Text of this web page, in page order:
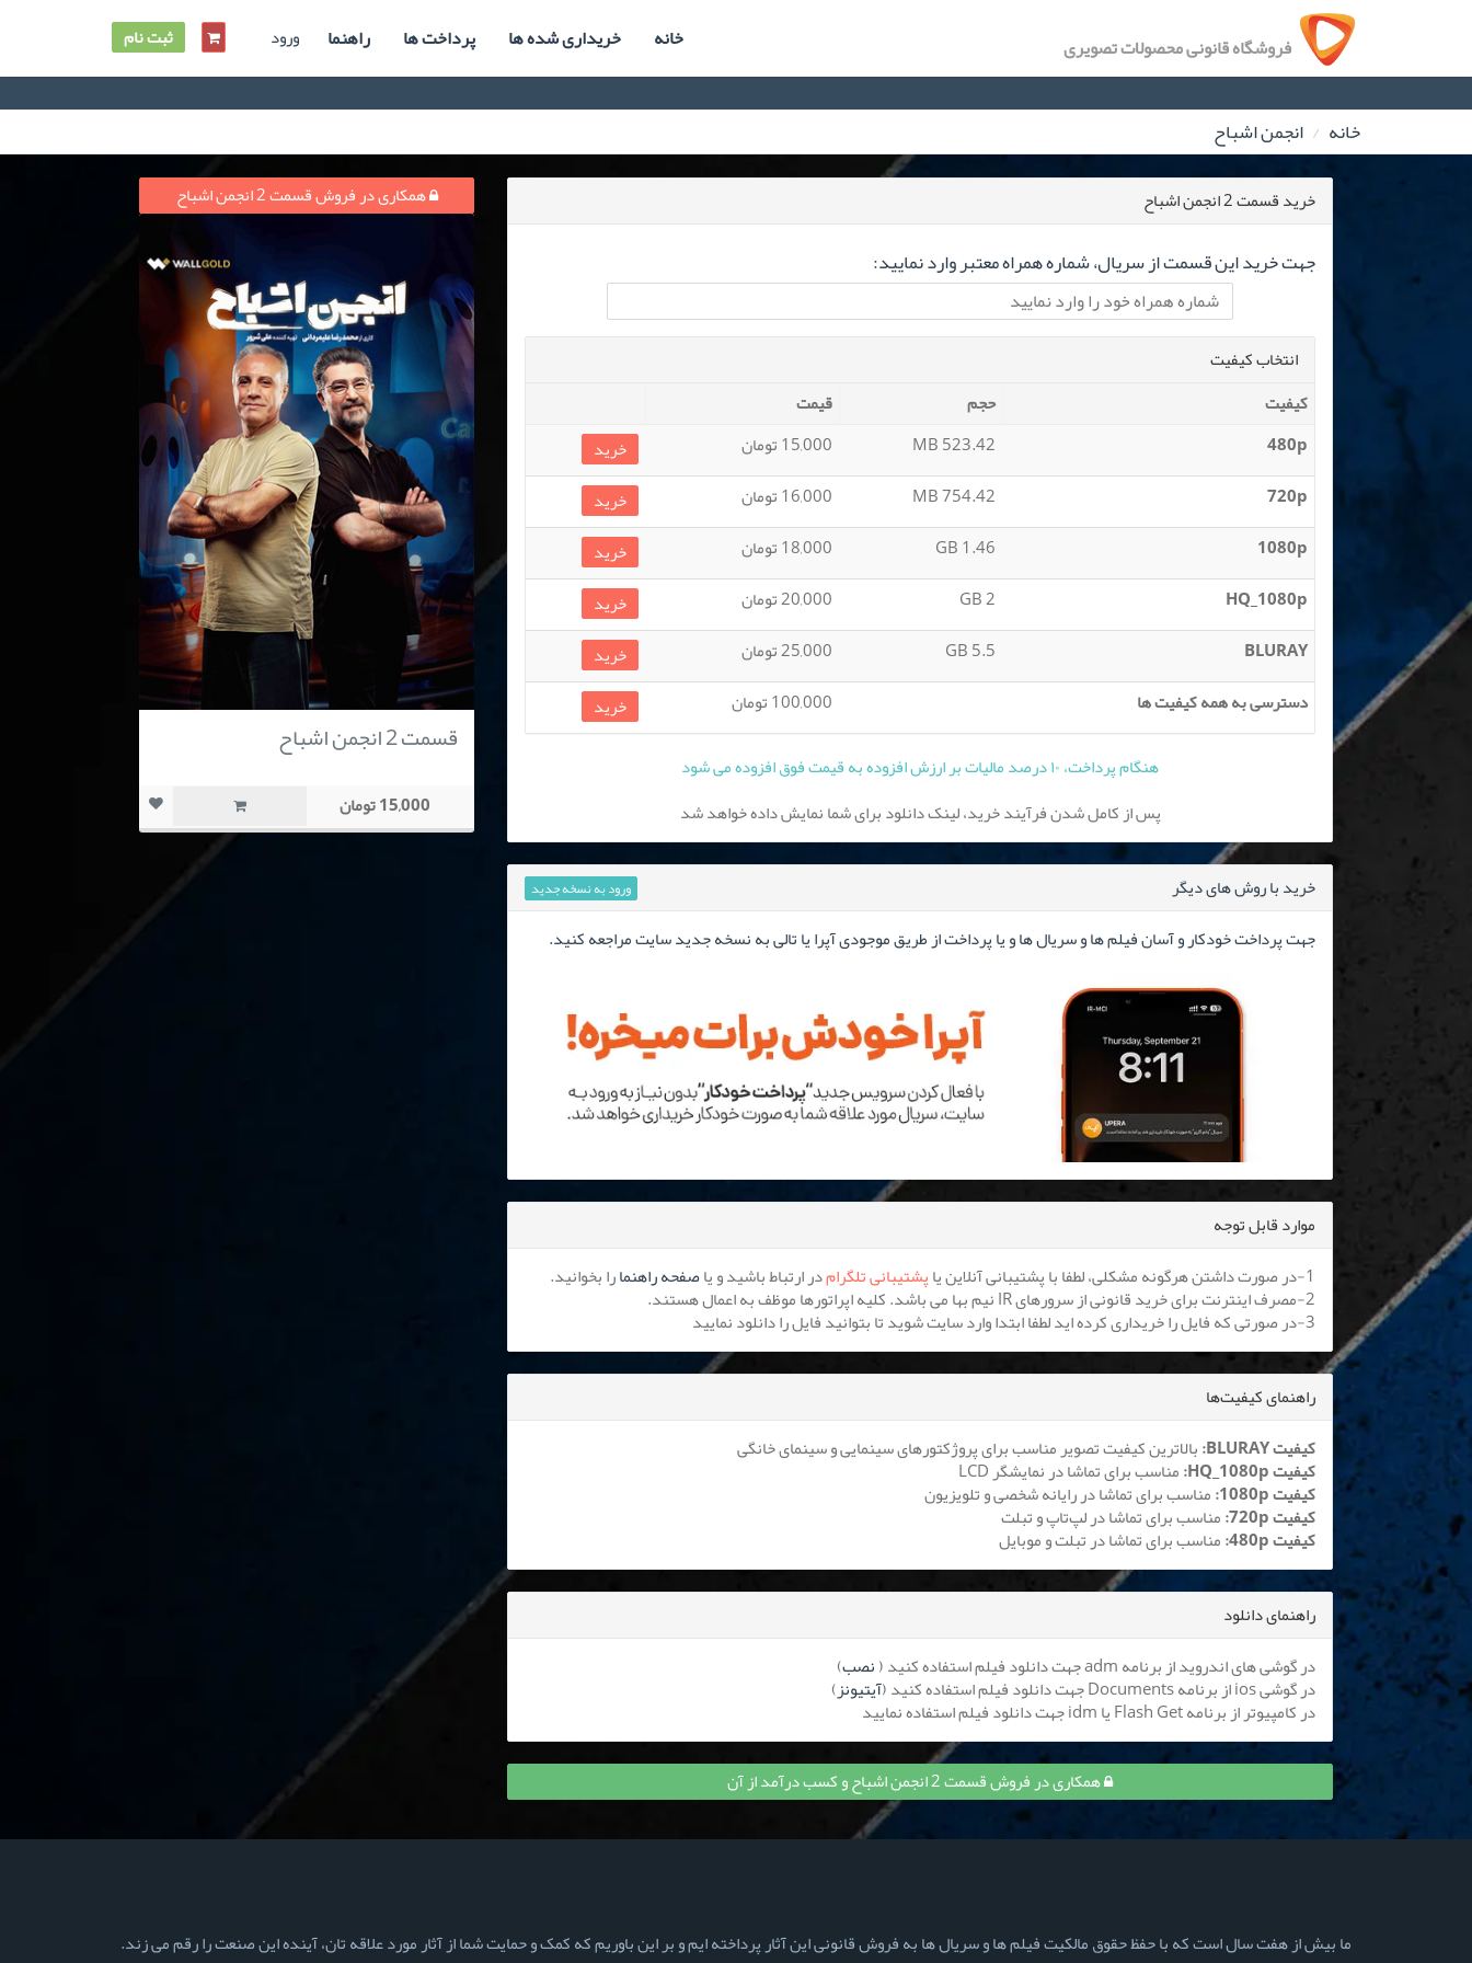
فروشگاه قانونی محصولات تصویری خانه خریداری شده ها پرداخت ها راهنما ورود ثبت نام
خانه انجمن اشباح
خرید قسمت 2 انجمن اشباح
جهت خرید این قسمت از سریال، شماره همراه معتبر وارد نمایید:
انتخاب کیفیت
کیفیت
حجم
قیمت
480p
523.42 MB 15,000 تومان
خرید
720p
754.42 MB 16,000 تومان
خرید
1080p
1.46 GB 18,000 تومان
خرید
HQ_1080p
2 GB 20,000 تومان
خرید
BLURAY
5.5 GB 25,000 تومان
خرید
دسترسی به همه کیفیت ها
100,000 تومان
خرید
هنگام پرداخت، ۱۰ درصد مالیات بر ارزش افزوده به قیمت فوق افزوده می شود
پس از کامل شدن فرآیند خرید، لینک دانلود برای شما نمایش داده خواهد شد
خرید با روش های دیگر ورود به نسخه جدید
جهت پرداخت خودکار و آسان فیلم ها و سریال ها و یا پرداخت از طریق موجودی آپرا یا تالی به نسخه جدید سایت مراجعه کنید.
موارد قابل توجه
1-در صورت داشتن هرگونه مشکلی، لطفا با پشتیبانی آنلاین یا
پشتیبانی تلگرامدر ارتباط باشید و یاصفحه راهنمارا بخوانید.
2-مصرف اینترنت برای خرید قانونی از سرورهای IR نیم بها می باشد. کلیه اپراتورها موظف به اعمال هستند.
3-در صورتی که فایل را خریداری کرده اید لطفا ابتدا وارد سایت شوید تا بتوانید فایل را دانلود نمایید
راهنمای کیفیت‌ها
کیفیت BLURAY:
بالاترین کیفیت تصویر مناسب برای پروژکتورهای سینمایی و سینمای خانگی
کیفیت HQ_1080p: مناسب برای تماشا در نمایشگر LCD
کیفیت 1080p: مناسب برای تماشا در رایانه شخصی و تلویزیون
کیفیت 720p: مناسب برای تماشا در لپ‌تاپ و تبلت
کیفیت 480p: مناسب برای تماشا در تبلت و موبایل
راهنمای دانلود
در گوشی های اندروید از برنامه adm جهت دانلود فیلم استفاده کنید (
نصب)
در گوشی ios از برنامه Documents جهت دانلود فیلم استفاده کنید ( آیتیونز)
در کامپیوتر از برنامه Flash Get یا idm جهت دانلود فیلم استفاده نمایید
همکاری در فروش قسمت 2 انجمن اشباح و کسب درآمد از آن
همکاری در فروش قسمت 2 انجمن اشباح
قسمت 2 انجمن اشباح
15,000 تومان
ما بیش از هفت سال است که با حفظ حقوق مالکیت فیلم ها و سریال ها به فروش قانونی این آثار پرداخته ایم و بر این باوریم که کمک و حمایت شما از آثار مورد علاقه تان، آینده این صنعت را رقم می زند.